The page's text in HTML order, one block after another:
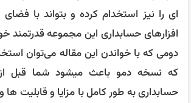
ای را نیز استخدام کرده و بتواند با
افزارهای حسابداری این مجموعه قدرتمند
دومی که با خواندن این مقاله می‌توان
که نسخه دمو باعث میشود شما قبل از
حسابداری به طور کامل با مزایا و قابلیت